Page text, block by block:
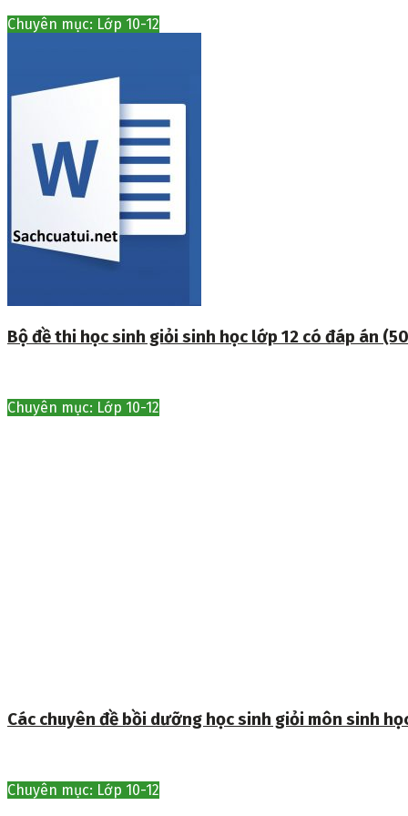
Chuyên mục: Lớp 10-12
Bộ đề thi học sinh giỏi sinh học lớp 12 có đáp án
Chuyên mục: Lớp 10-12
Các chuyên đề bồi dưỡng học sinh giỏi môn sinh
Chuyên mục: Lớp 10-12